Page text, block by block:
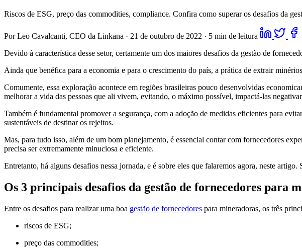
Riscos de ESG, preço das commodities, compliance. Confira como superar os desafios da
Por Leo Cavalcanti, CEO da Linkana · 21 de outubro de 2022 · 5 min de leitura
Devido à característica desse setor, certamente um dos maiores desafios da gestão de
Ainda que benéfica para a economia e para o crescimento do país, a prática de extrair
Comumente, essa exploração acontece em regiões brasileiras pouco desenvolvidas
melhorar a vida das pessoas que ali vivem, evitando, o máximo possível, impactá-las
Também é fundamental promover a segurança, com a adoção de medidas eficientes para
sustentáveis de destinar os rejeitos.
Mas, para tudo isso, além de um bom planejamento, é essencial contar com fornecedores
precisa ser extremamente minuciosa e eficiente.
Entretanto, há alguns desafios nessa jornada, e é sobre eles que falaremos agora, neste
Os 3 principais desafios da gestão de fornecedores para
Entre os desafios para realizar uma boa gestão de fornecedores para mineradoras, os três
riscos de ESG;
preço das commodities;